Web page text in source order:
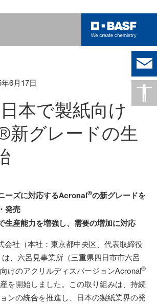
6月17日
本で製紙向け
新グレードの生
ーズに対応するAcronal®の新グレードを
発売
生産能力を増強し、需要の増加に対応
会社（本社：東京都中央区、代表取締役
、六呂見事業所（三重県四日市市六呂
けのアクリルディスパージョンAcronal®
を開始しました。この取り組みは、持続
ンの統合を推進し、日本の製紙業界の発